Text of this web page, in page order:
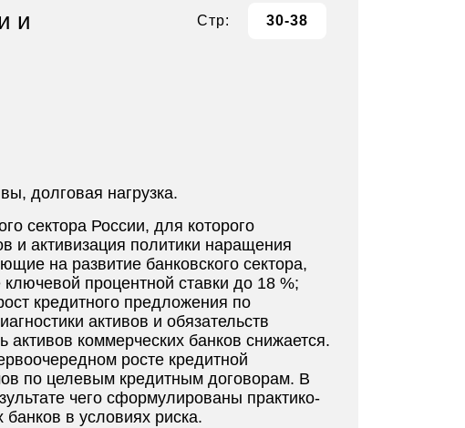
и
Стр: 30-38
долговая нагрузка.
сектора России, для которого
и активизация политики наращения
на развитие банковского сектора,
процентной ставки до 18 %;
кредитного предложения по
активов и обязательств
активов коммерческих банков снижается.
росте кредитной
по целевым кредитным договорам. В
чего сформулированы практико-
в условиях риска.